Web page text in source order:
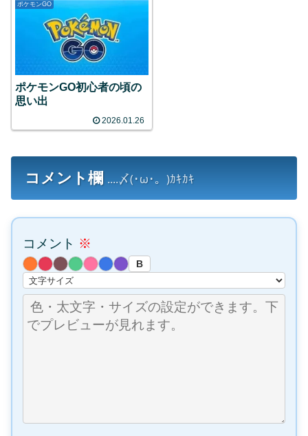
ポケモンGO
ポケモンGO初心者の頃の
思い出
2026.01.26
コメント欄 ....〆(･ω･。)ｶｷｶｷ
コメント ※
B